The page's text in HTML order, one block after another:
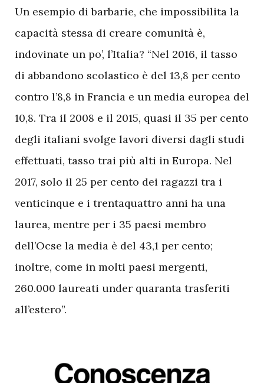
Un esempio di barbarie, che impossibilita la
capacità stessa di creare comunità è,
indovinate un po’, l’Italia? “Nel 2016, il tasso
di abbandono scolastico è del 13,8 per cento
contro l’8,8 in Francia e un media europea del
10,8. Tra il 2008 e il 2015, quasi il 35 per cento
degli italiani svolge lavori diversi dagli studi
effettuati, tasso trai più alti in Europa. Nel
2017, solo il 25 per cento dei ragazzi tra i
venticinque e i trentaquattro anni ha una
laurea, mentre per i 35 paesi membro
dell’Ocse la media è del 43,1 per cento;
inoltre, come in molti paesi mergenti,
260.000 laureati under quaranta trasferiti
all’estero”.